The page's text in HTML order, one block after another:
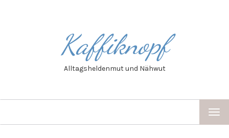
Kaffiknopf
Alltagsheldenmut und Nähwut